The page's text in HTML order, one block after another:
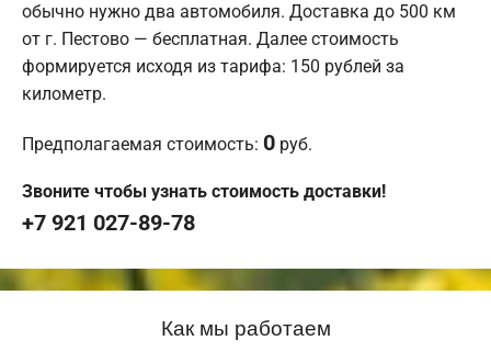
обычно нужно два автомобиля. Доставка до 500 км
от г. Пестово — бесплатная. Далее стоимость
формируется исходя из тарифа: 150 рублей за
километр.
Предполагаемая стоимость: 0 руб.
Звоните чтобы узнать стоимость доставки!
+7 921 027-89-78
Как мы работаем